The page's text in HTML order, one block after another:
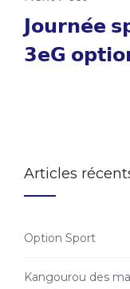
𝗝𝗼𝘂𝗿𝗻𝗲́𝗲
𝟯𝗲𝗚
Articles
Option Sport
Kangourou des